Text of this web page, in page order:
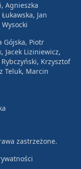
Agnieszka
Jan
Gójska, Piotr
Jacek Liziniewicz,
Krzysztof
Teluk, Marcin
zastrzeżone.